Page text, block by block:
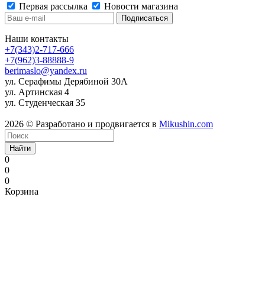
Первая рассылка
Новости магазина
Наши контакты
+7(343)2-717-666
+7(962)3-88888-9
berimaslo@yandex.ru
ул. Серафимы Дерябиной 30А
ул. Артинская 4
ул. Студенческая 35
2026 © Разработано и продвигается в Mikushin.com
Найти
0
0
0
Корзина